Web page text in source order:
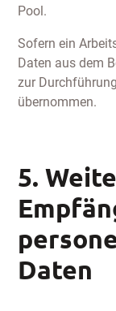
Pool.
Sofern ein
Daten aus dem
zur
übernommen.
5.
Daten